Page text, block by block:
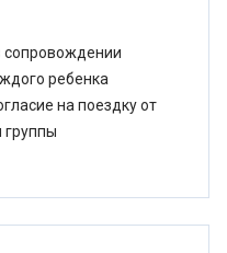
сопровождении
ребенка
на поездку от
группы